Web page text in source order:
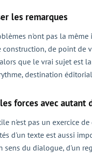
les remarques
n'ont pas la
construction, de point de
que le vrai sujet est
destination
forces avec autant
n'est pas un exercice
d'un texte est aussi
sens du dialogue, d'un